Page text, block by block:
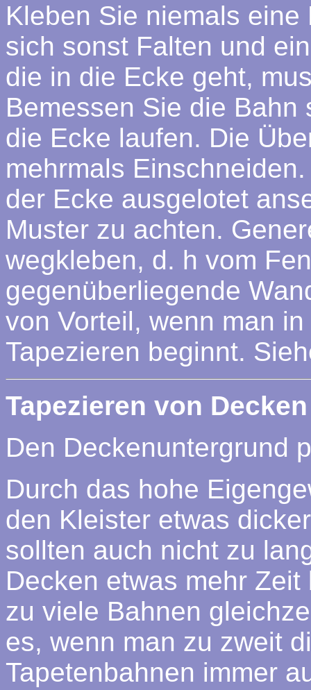
Kleben Sie niemals
sich sonst Falten und
die in die Ecke geht,
Bemessen Sie die
die Ecke laufen. Die
mehrmals
der Ecke ausgelotet
Muster zu achten.
wegkleben, d. h vom
gegenüberliegende
von Vorteil, wenn man
Tapezieren beginnt.
Tapezieren von Decken
Den Deckenuntergrund
Durch das hohe
den Kleister etwas
sollten auch nicht zu
Decken etwas mehr
zu viele Bahnen
es, wenn man zu zweit
Tapetenbahnen immer